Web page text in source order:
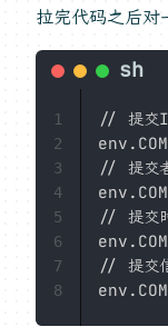
拉完代码之后对
// 提交
// 提交
// 提交
// 提交
1
2
3
4
5
6
7
8